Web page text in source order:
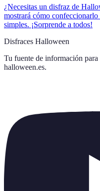
¿Necesitas un disfraz de
mostrará cómo
simples. ¡Sorprende a todos!
Disfraces Halloween
Tu fuente de información para
halloween.es.